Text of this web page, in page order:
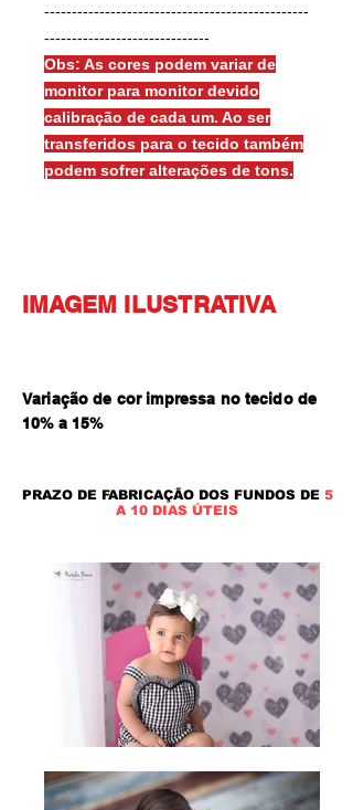
------------------------------------------------
------------------------------
Obs: As cores podem variar de
monitor para monitor devido
calibração de cada um. Ao ser
transferidos para o tecido também
podem sofrer alterações de tons.
IMAGEM ILUSTRATIVA
Variação de cor impressa no tecido de
10% a 15%
PRAZO DE FABRICAÇÃO DOS FUNDOS DE 5
A 10 DIAS ÚTEIS